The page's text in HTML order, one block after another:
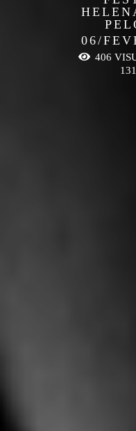
06/
406
131